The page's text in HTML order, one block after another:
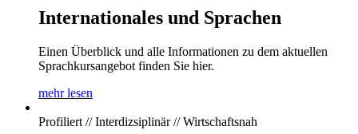
Internationales und Sprachen
Einen Überblick und alle Informationen zu dem aktuellen
Sprachkursangebot finden Sie hier.
mehr lesen
Profiliert // Interdizsiplinär // Wirtschaftsnah